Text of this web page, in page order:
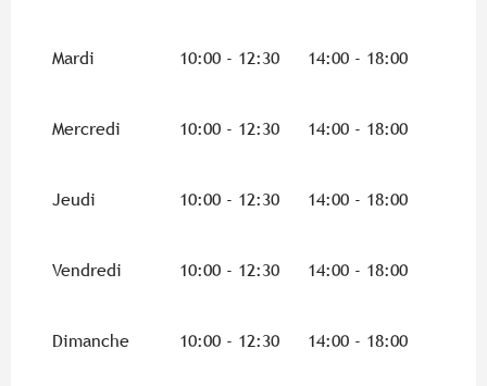
Mardi 10:00 - 12:30 14:00 - 18:00
Mercredi 10:00 - 12:30 14:00 - 18:00
Jeudi 10:00 - 12:30 14:00 - 18:00
Vendredi 10:00 - 12:30 14:00 - 18:00
Dimanche 10:00 - 12:30 14:00 - 18:00